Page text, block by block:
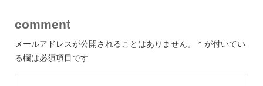
comment
メールアドレスが公開されることはありません。 * が付いてい
る欄は必須項目です